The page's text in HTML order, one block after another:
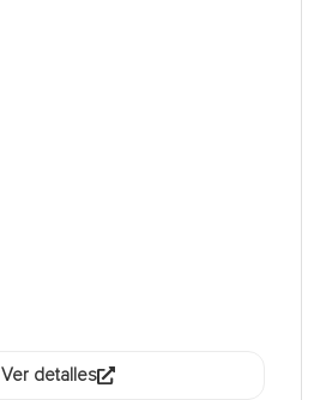
Ver detalles